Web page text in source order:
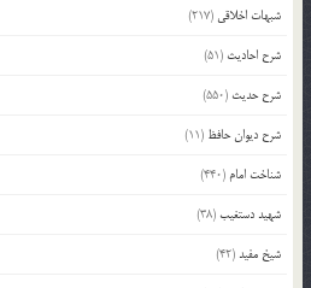
شبهات اخلاقی (217)
شرح احادیث (51)
شرح حدیث (550)
شرح دیوان حافظ (11)
شناخت امام (440)
شهید دستغیب(38)
شیخ مفید(42)